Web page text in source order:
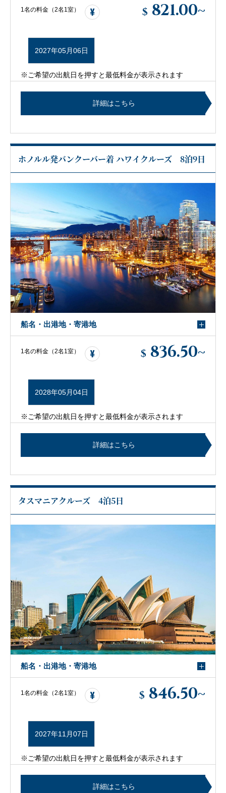
1名の料金（2名1室） $ 821.00~
2027年05月06日
※ご希望の出航日を押すと最低料金が表示されます
詳細はこちら
ホノルル発バンクーバー着 ハワイクルーズ 8泊9日
船名・出港地・寄港地
1名の料金（2名1室） $ 836.50~
2028年05月04日
※ご希望の出航日を押すと最低料金が表示されます
詳細はこちら
タスマニアクルーズ 4泊5日
船名・出港地・寄港地
1名の料金（2名1室） $ 846.50~
2027年11月07日
※ご希望の出航日を押すと最低料金が表示されます
詳細はこちら